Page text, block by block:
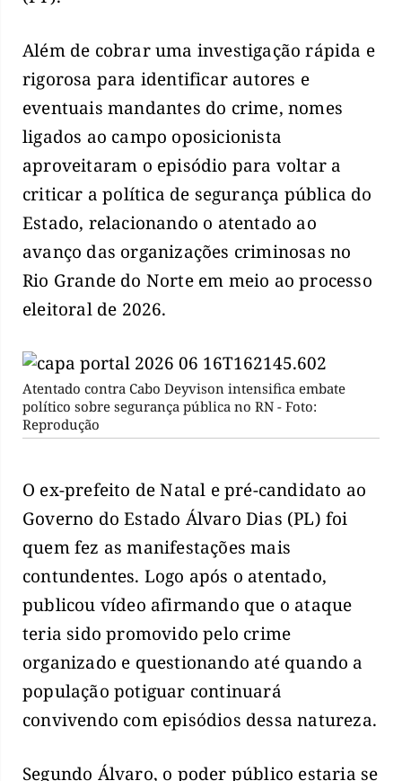
Além de cobrar uma investigação rápida e
rigorosa para identificar autores e
eventuais mandantes do crime, nomes
ligados ao campo oposicionista
aproveitaram o episódio para voltar a
criticar a política de segurança pública do
Estado, relacionando o atentado ao
avanço das organizações criminosas no
Rio Grande do Norte em meio ao processo
eleitoral de 2026.
Atentado contra Cabo Deyvison intensifica embate
político sobre segurança pública no RN - Foto:
Reprodução
O ex-prefeito de Natal e pré-candidato ao
Governo do Estado Álvaro Dias (PL) foi
quem fez as manifestações mais
contundentes. Logo após o atentado,
publicou vídeo afirmando que o ataque
teria sido promovido pelo crime
organizado e questionando até quando a
população potiguar continuará
convivendo com episódios dessa natureza.
Segundo Álvaro, o poder público estaria se